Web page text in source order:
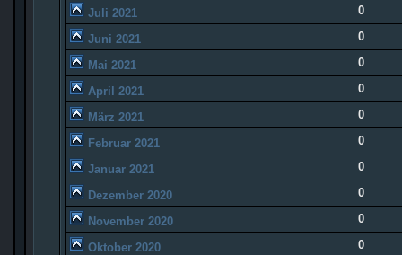
Juli 2021 0
Juni 2021 0
Mai 2021 0
April 2021 0
März 2021 0
Februar 2021 0
Januar 2021 0
Dezember 2020 0
November 2020 0
Oktober 2020 0